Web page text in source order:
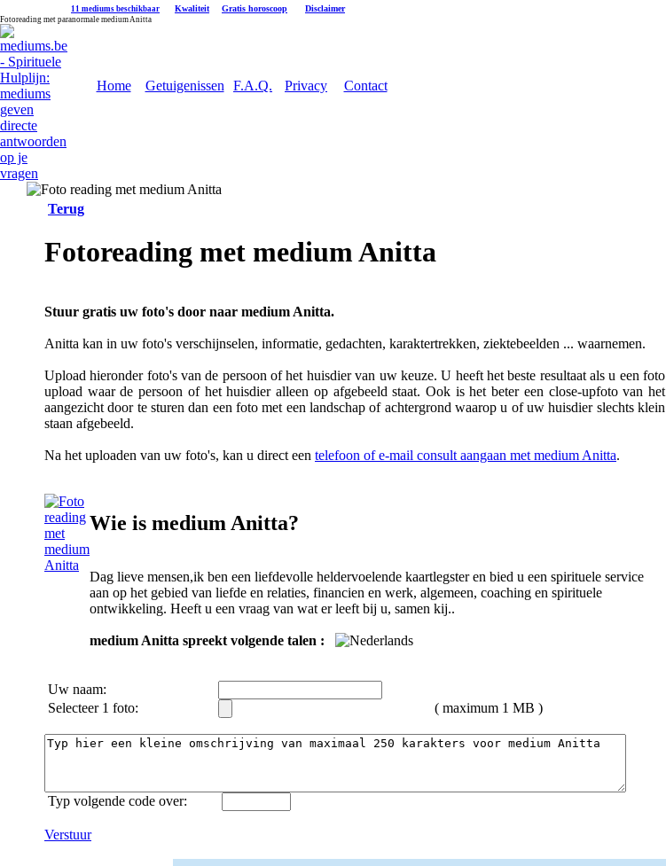
11 mediums beschikbaar Kwaliteit Gratis horoscoop Disclaimer
Fotoreading met paranormale medium Anitta
Home Getuigenissen F.A.Q. Privacy Contact
Terug
Fotoreading met medium Anitta
Stuur gratis uw foto's door naar medium Anitta.
Anitta kan in uw foto's verschijnselen, informatie, gedachten, karaktertrekken, ziektebeelden ... waarnemen.
Upload hieronder foto's van de persoon of het huisdier van uw keuze. U heeft het beste resultaat als u een foto
upload waar de persoon of het huisdier alleen op afgebeeld staat. Ook is het beter een close-upfoto van het
aangezicht door te sturen dan een foto met een landschap of achtergrond waarop u of uw huisdier slechts klein
staan afgebeeld.
Na het uploaden van uw foto's, kan u direct een telefoon of e-mail consult aangaan met medium Anitta.
Wie is medium Anitta?
Dag lieve mensen,ik ben een liefdevolle heldervoelende kaartlegster en bied u een spirituele service
aan op het gebied van liefde en relaties, financien en werk, algemeen, coaching en spirituele
ontwikkeling. Heeft u een vraag van wat er leeft bij u, samen kij..
medium Anitta spreekt volgende talen :
Uw naam:
Selecteer 1 foto:
( maximum 1 MB )
Typ volgende code over:
Verstuur